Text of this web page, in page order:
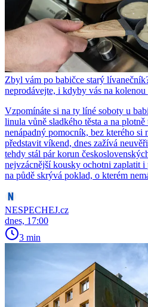
Zbyl vám po babičce starý
neprodávejte, i kdyby vás na kolenou
Vzpomínáte si na ty líné soboty u
linula vůně sladkého těsta a na plotně
nenápadný pomocník, bez kterého si
představit víkend, dnes zažívá
tehdy stál pár korun
nejvzácnější kousky ochotni zaplatit
na půdě skrývá poklad, o kterém
NESPECHEJ.cz
dnes, 17:00
3 min